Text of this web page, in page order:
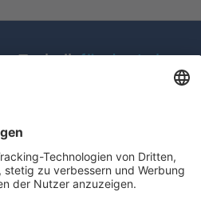
Technikfür das Leben